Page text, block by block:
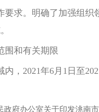
求。 明确了加强组织
围和有关期限
， 2021年6月1日 至
政府办公室关于印发洮南